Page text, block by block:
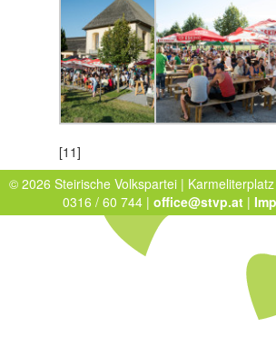
[11]
© 2026 Steirische Volkspartei |
0316 / 60 744 | office@stvp.at |